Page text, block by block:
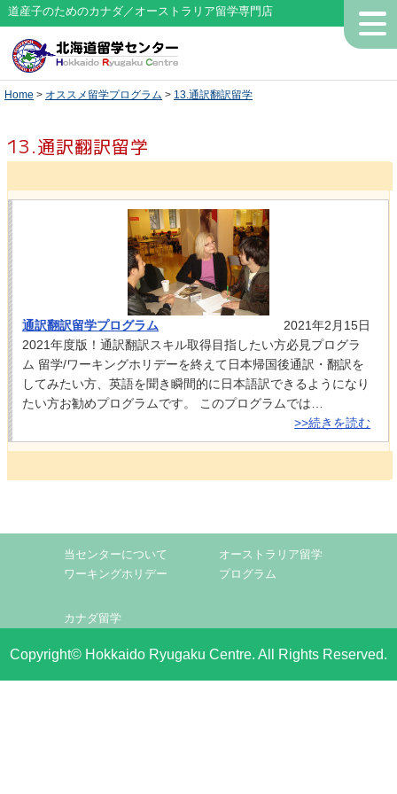
道産子のためのカナダ／オーストラリア留学専門店
Home > オススメ留学プログラム > 13.通訳翻訳留学
13.通訳翻訳留学
通訳翻訳留学プログラム
2021年2月15日
2021年度版！通訳翻訳スキル取得目指したい方必見プログラ
ム 留学/ワーキングホリデーを終えて日本帰国後通訳・翻訳を
してみたい方、英語を聞き瞬間的に日本語訳できるようになり
たい方お勧めプログラムです。 このプログラムでは…
>>続きを読む
当センターについて
ワーキングホリデー
カナダ留学
オーストラリア留学
プログラム
Copyright© Hokkaido Ryugaku Centre. All Rights Reserved.